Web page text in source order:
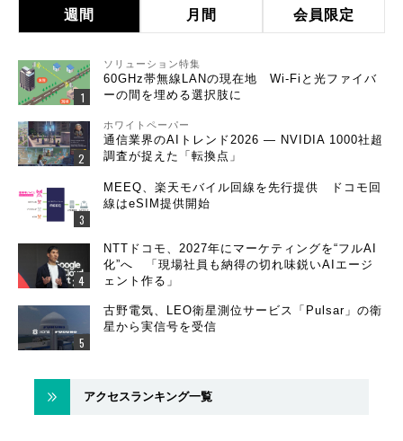
週間 月間 会員限定
ソリューション特集
60GHz帯無線LANの現在地 Wi-Fiと光ファイバ
ーの間を埋める選択肢に
ホワイトペーパー
通信業界のAIトレンド2026 ― NVIDIA 1000社超
調査が捉えた「転換点」
MEEQ、楽天モバイル回線を先行提供 ドコモ回
線はeSIM提供開始
NTTドコモ、2027年にマーケティングを“フルAI
化”へ 「現場社員も納得の切れ味鋭いAIエージ
ェント作る」
古野電気、LEO衛星測位サービス「Pulsar」の衛
星から実信号を受信
アクセスランキング一覧